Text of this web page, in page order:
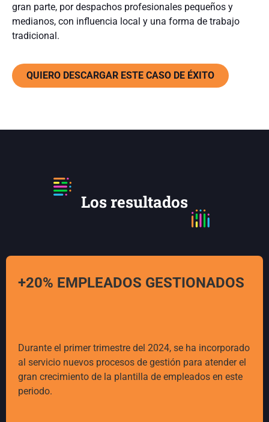
gran parte, por despachos profesionales pequeños y
medianos, con influencia local y una forma de trabajo
tradicional.
QUIERO DESCARGAR ESTE CASO DE ÉXITO
Los resultados
+20% EMPLEADOS GESTIONADOS
Durante el primer trimestre del 2024, se ha incorporado
al servicio nuevos procesos de gestión para atender el
gran crecimiento de la plantilla de empleados en este
periodo.